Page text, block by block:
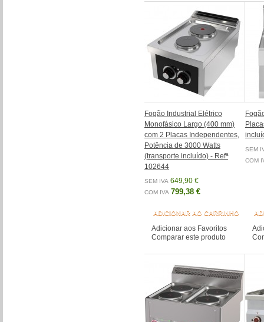
Fogão Industrial Elétrico
Monofásico Largo (400 mm)
com 2 Placas Independentes,
Potência de 3000 Watts
(transporte incluído) - Refª
102644
SEM IVA 649,90 €
COM IVA 799,38 €
ADICIONAR AO CARRINHO
Adicionar aos Favoritos
Comparar este produto
SEM
COM